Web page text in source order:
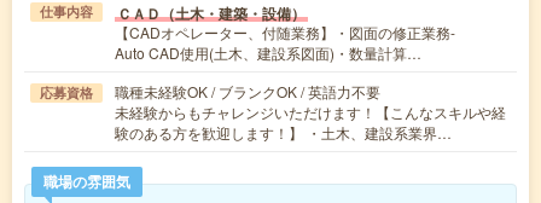
仕事内容 ＣＡＤ（土木・建築・設備）
【CADオペレーター、付随業務】・図面の修正業務-
Auto CAD使用(土木、建設系図面)・数量計算…
応募資格
職種未経験OK / ブランクOK / 英語力不要
未経験からもチャレンジいただけます！【こんなスキルや経
験のある方を歓迎します！】 ・土木、建設系業界…
職場の雰囲気